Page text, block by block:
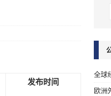
发布时间
全球
欧洲